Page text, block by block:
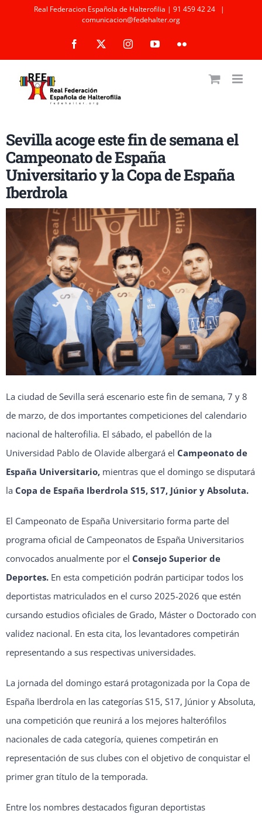
Real Federacion Española de Halterofilia | 91 459 42 24
|
comunicacion@fedehalter.org
Facebook InstagramYouTubeFlickr
Sevilla acoge este fin de semana el
Campeonato de España
Universitario y la Copa de España
Iberdrola
La ciudad de Sevilla será escenario este fin de semana, 7 y 8
de marzo, de dos importantes competiciones del calendario
nacional de halterofilia. El sábado, el pabellón de la
Universidad Pablo de Olavide albergará el Campeonato de
España Universitario, mientras que el domingo se disputará
la Copa de España Iberdrola S15, S17, Júnior y Absoluta.
El Campeonato de España Universitario forma parte del
programa oficial de Campeonatos de España Universitarios
convocados anualmente por el Consejo Superior de
Deportes. En esta competición podrán participar todos los
deportistas matriculados en el curso 2025-2026 que estén
cursando estudios oficiales de Grado, Máster o Doctorado con
validez nacional. En esta cita, los levantadores competirán
representando a sus respectivas universidades.
La jornada del domingo estará protagonizada por la Copa de
España Iberdrola en las categorías S15, S17, Júnior y Absoluta,
una competición que reunirá a los mejores halterófilos
nacionales de cada categoría, quienes competirán en
representación de sus clubes con el objetivo de conquistar el
primer gran título de la temporada.
Entre los nombres destacados figuran deportistas